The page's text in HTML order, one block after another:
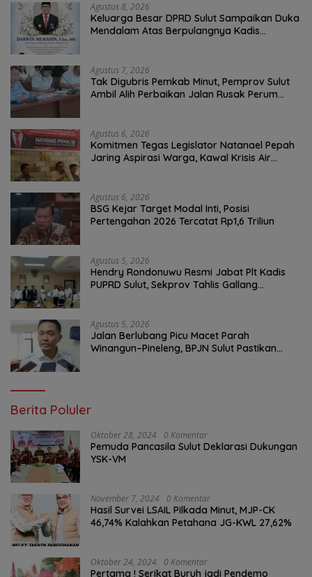
Agustus 8, 2026
Keluarga Besar DPRD Sulut Sampaikan Duka
Mendalam Atas Berpulangnya Kadis
Agustus 7, 2026
Tak Digubris Pemkab Minut, Pemprov Sulut
Ambil Alih Perbaikan Jalan Rusak Perum
Agustus 6, 2026
Komitmen Tegas Legislator Natanael Pepah
Jaring Aspirasi Warga, Kawal Krisis Air
Agustus 6, 2026
BSG Kejar Target Modal Inti, Posisi
Pertengahan 2026 Tercatat Rp1,6 Triliun
Agustus 5, 2026
Hendry Rondonuwu Resmi Jabat Plt Kadis
PUPRD Sulut, Sekprov Tahlis Gallang
Agustus 5, 2026
Jalan Berlubang Picu Macet Parah
Winangun–Pineleng, BPJN Sulut Pastikan
Berita Poluler
Oktober 28, 2024 0 Komentar
Pemuda Pancasila Sulut Deklarasi Dukungan
YSK-VM
November 7, 2024 0 Komentar
Hasil Survei LSAIL Pilkada Minut, MJP-CK
46,74% Kalahkan Petahana JG-KWL 27,62%
Oktober 24, 2024 0 Komentar
Pertama ! Serikat Buruh jadi Pendemo